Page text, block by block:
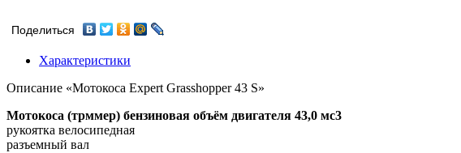
Поделиться
Характеристики
Описание «Мотокоса Expert Grasshopper 43 S»
Мотокоса (трммер) бензиновая объём двигателя 43,0 мс3
рукоятка велосипедная
разъемный вал